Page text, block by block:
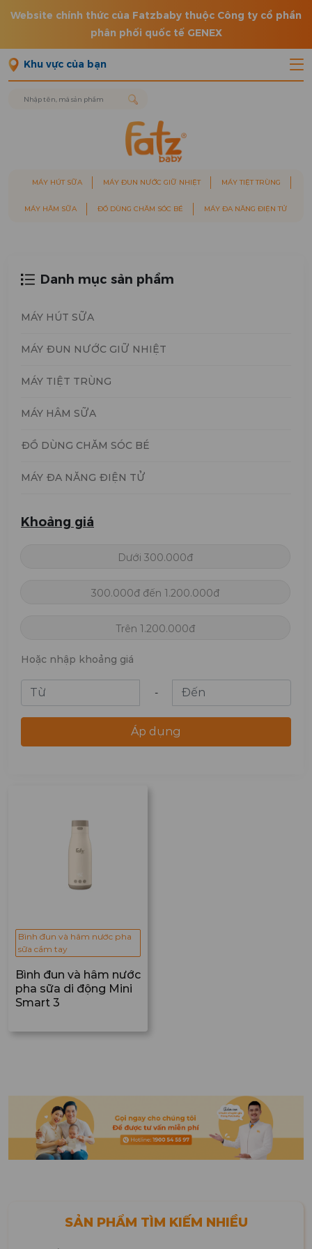
Website chính thức của Fatzbaby thuộc Công ty cổ phần
phân phối quốc tế GENEX
Khu vực của bạn
MÁY HÚT SỮA MÁY ĐUN NƯỚC GIỮ NHIỆT MÁY TIỆT TRÙNG
MÁY HÂM SỮA ĐỒ DÙNG CHĂM SÓC BÉ MÁY ĐA NĂNG ĐIỆN TỬ
Danh mục sản phẩm
MÁY HÚT SỮA
MÁY ĐUN NƯỚC GIỮ NHIỆT
MÁY TIỆT TRÙNG
MÁY HÂM SỮA
ĐỒ DÙNG CHĂM SÓC BÉ
MÁY ĐA NĂNG ĐIỆN TỬ
Khoảng giá
Dưới 300.000đ
300.000đ đến 1.200.000đ
Trên 1.200.000đ
Hoặc nhập khoảng giá
-
Áp dụng
Bình đun và hâm nước pha
sữa cầm tay
Bình đun và hâm nước
pha sữa di động Mini
Smart 3
SẢN PHẨM TÌM KIẾM NHIỀU